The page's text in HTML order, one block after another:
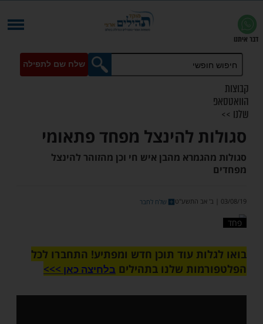
שלח שם לתפילה
להינצל מפחד פתאומי
מהבן איש חי וכן מהזוהר להינצל
שלח לחבר